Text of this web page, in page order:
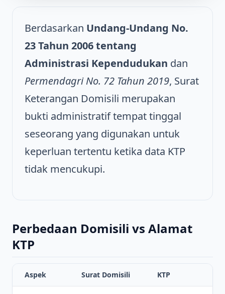
Berdasarkan Undang-Undang No.
23 Tahun 2006 tentang
Administrasi Kependudukan dan
Permendagri No. 72 Tahun 2019, Surat
Keterangan Domisili merupakan
bukti administratif tempat tinggal
seseorang yang digunakan untuk
keperluan tertentu ketika data KTP
tidak mencukupi.
Perbedaan Domisili vs Alamat
KTP
Aspek Surat Domisili KTP